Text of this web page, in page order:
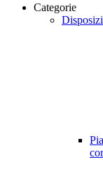
Categorie